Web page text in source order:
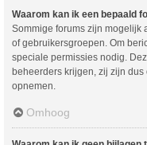
Waarom kan ik een bepaald
Sommige forums zijn mogelijk
of gebruikersgroepen. Om
speciale permissies nodig.
beheerders krijgen, zij zijn
opnemen.
Omhoog